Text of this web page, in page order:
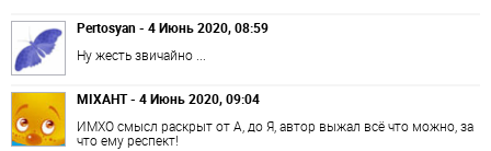
Pertosyan - 4 Июнь 2020, 08:59
Ну жесть звичайно ...
MIXAHT - 4 Июнь 2020, 09:04
ИМХО смысл раскрыт от А, до Я, автор выжал всё что можно, за
что ему респект!